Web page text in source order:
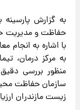
به گزارش
حفاظت و مدیریت
با اشاره به
به مرکز درمان،
منظور بررسی
سازمان حفاظت
زیست مازندران